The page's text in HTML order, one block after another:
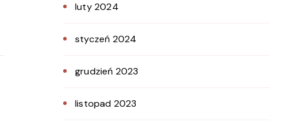
luty 2024
styczeń 2024
grudzień 2023
listopad 2023